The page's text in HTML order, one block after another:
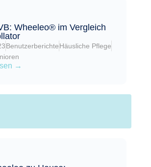
Wheeleo® im Vergleich
BenutzerberichteHäusliche Pflege
→